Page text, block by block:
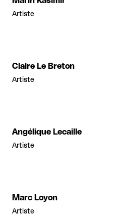
Artiste
Claire Le Breton
Artiste
Angélique Lecaille
Artiste
Marc Loyon
Artiste